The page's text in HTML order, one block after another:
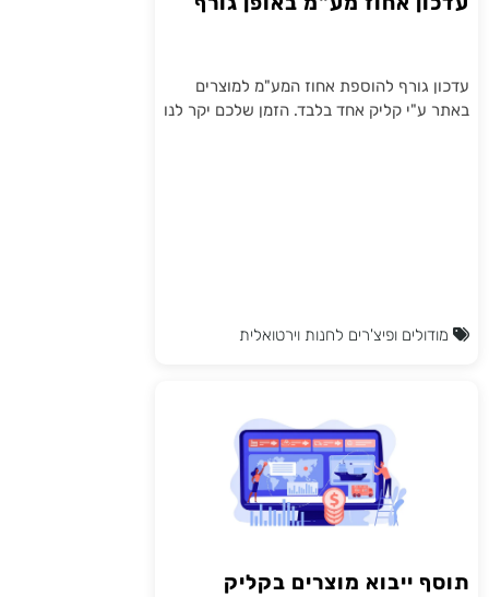
עדכון גורף להוספת אחוז המע"מ למוצרים
באתר ע"י קליק אחד בלבד. הזמן שלכם יקר לנו
מודולים ופיצ'רים לחנות וירטואלית
תוסף ייבוא מוצרים בקליק